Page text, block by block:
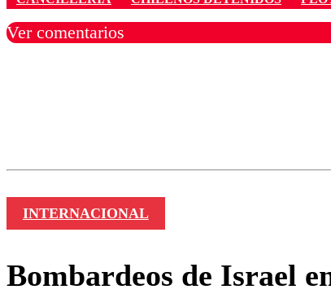
Ver comentarios
INTERNACIONAL
Bombardeos de Israel